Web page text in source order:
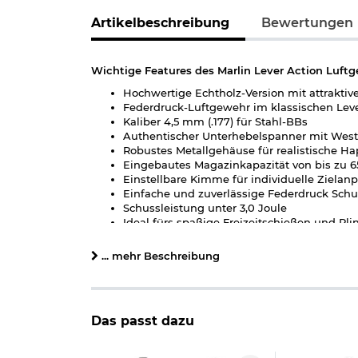
Artikelbeschreibung Bewertungen
Wichtige Features des Marlin Lever Action
Hochwertige Echtholz-Version mit
Federdruck-Luftgewehr im klassischen
Kaliber 4,5 mm (.177) für Stahl-BBs
Authentischer Unterhebelspanner mit
Robustes Metallgehäuse für realistische
Eingebautes Magazinkapazität von bis zu
Einstellbare Kimme für individuelle
Einfache und zuverlässige Federdruck
Schussleistung unter 3,0 Joule
Ideal fürs spaßige Freizeitschießen und
Marlin Lever Action Unterhebelspanner Kal. 4,5
Die Marlin Lever Action verbindet den
Ausführung - zusätzlich mit einem hochwertigen
unkomplizierten Schießspaß legen. Ein ideales
... mehr Beschreibung
Das passt dazu